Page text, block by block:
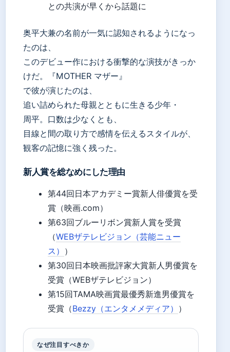
との共演が早くから話題に
奥平大兼の名前が一気に認知されるようになっ
たのは、
このデビュー作における衝撃的な演技がきっか
けだ。『MOTHER マザー』
で彼が演じたのは、
追い詰められた母親とともに生きる少年・
周平。口数は少なくとも、
目線と間の取り方で感情を伝えるスタイルが、
観客の記憶に強く残った。
新人賞を総なめにした理由
第44回日本アカデミー賞新人俳優賞を受
賞（映画.com）
第63回ブルーリボン賞新人賞を受賞
（WEBザテレビジョン（芸能ニュー
ス） ）
第30回日本映画批評家大賞新人男優賞を
受賞（WEBザテレビジョン）
第15回TAMA映画賞最優秀新進男優賞を
受賞（Bezzy（エンタメメディア） ）
なぜ注目すべきか